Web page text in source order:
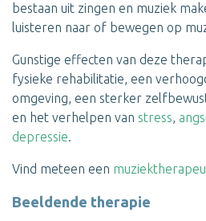
bestaan uit zingen en muziek
luisteren naar of bewegen op
Gunstige effecten van deze
fysieke rehabilitatie, een
omgeving, een sterker
en het verhelpen van stress,
depressie.
Vind meteen een
Beeldende therapie